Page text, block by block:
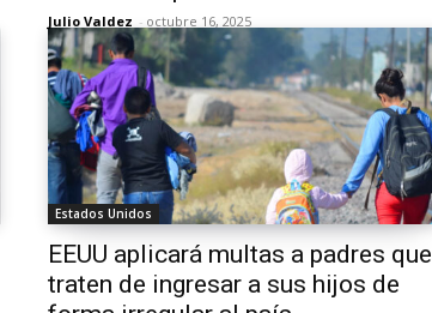
Julio Valdez - octubre 16, 2025
Estados Unidos
EEUU aplicará multas a padres que
traten de ingresar a sus hijos de